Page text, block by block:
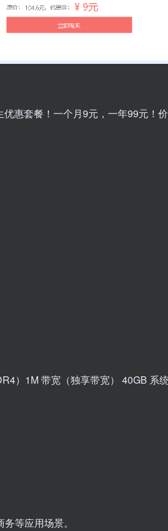
惠套餐！一个月9元，一年99元！价
）1M 带宽（独享带宽） 40GB 系
等应用场景。